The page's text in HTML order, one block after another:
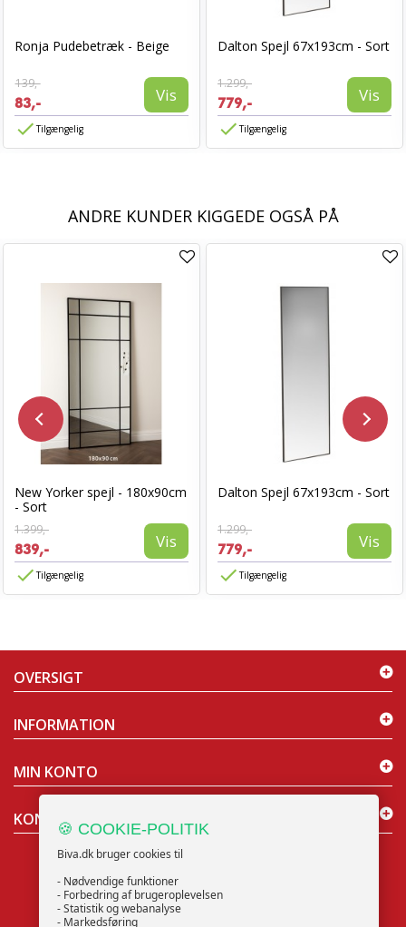
Ronja Pudebetræk - Beige
139,-
83,- Vis
Tilgængelig
Dalton Spejl 67x193cm - Sort
1.299,-
779,- Vis
Tilgængelig
ANDRE KUNDER KIGGEDE OGSÅ PÅ
New Yorker spejl - 180x90cm
- Sort
1.399,-
839,- Vis
Tilgængelig
Dalton Spejl 67x193cm - Sort
1.299,-
779,- Vis
Tilgængelig
OVERSIGT
INFORMATION
MIN KONTO
KONTAKT OS
NYHEDSBREV
🍪 COOKIE-POLITIK
Biva.dk bruger cookies til
- Nødvendige funktioner
- Forbedring af brugeroplevelsen
- Statistik og webanalyse
- Markedsføring